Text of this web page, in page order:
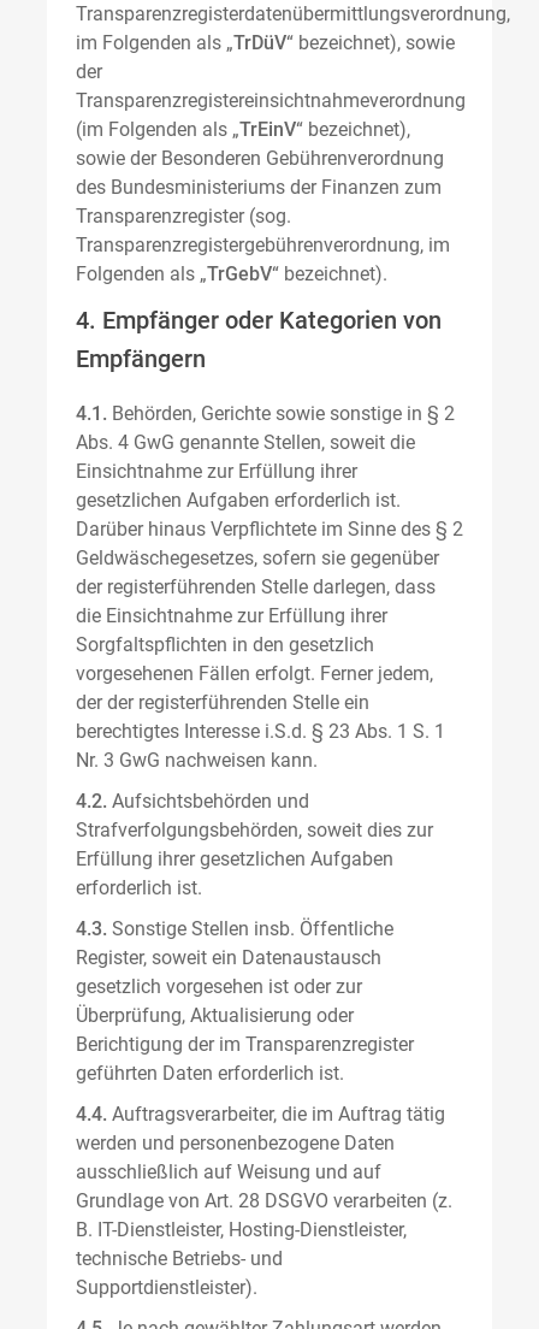
Transparenzregisterdatenübermittlungsverordnung,
im Folgenden als „TrDüV“ bezeichnet), sowie
der
Transparenzregistereinsichtnahmeverordnung
(im Folgenden als „TrEinV“ bezeichnet),
sowie der Besonderen Gebührenverordnung
des Bundesministeriums der Finanzen zum
Transparenzregister (sog.
Transparenzregistergebührenverordnung, im
Folgenden als „TrGebV“ bezeichnet).
4. Empfänger oder Kategorien von
Empfängern
4.1. Behörden, Gerichte sowie sonstige in § 2
Abs. 4 GwG genannte Stellen, soweit die
Einsichtnahme zur Erfüllung ihrer
gesetzlichen Aufgaben erforderlich ist.
Darüber hinaus Verpflichtete im Sinne des § 2
Geldwäschegesetzes, sofern sie gegenüber
der registerführenden Stelle darlegen, dass
die Einsichtnahme zur Erfüllung ihrer
Sorgfaltspflichten in den gesetzlich
vorgesehenen Fällen erfolgt. Ferner jedem,
der der registerführenden Stelle ein
berechtigtes Interesse i.S.d. § 23 Abs. 1 S. 1
Nr. 3 GwG nachweisen kann.
4.2. Aufsichtsbehörden und
Strafverfolgungsbehörden, soweit dies zur
Erfüllung ihrer gesetzlichen Aufgaben
erforderlich ist.
4.3. Sonstige Stellen insb. Öffentliche
Register, soweit ein Datenaustausch
gesetzlich vorgesehen ist oder zur
Überprüfung, Aktualisierung oder
Berichtigung der im Transparenzregister
geführten Daten erforderlich ist.
4.4. Auftragsverarbeiter, die im Auftrag tätig
werden und personenbezogene Daten
ausschließlich auf Weisung und auf
Grundlage von Art. 28 DSGVO verarbeiten (z.
B. IT-Dienstleister, Hosting-Dienstleister,
technische Betriebs- und
Supportdienstleister).